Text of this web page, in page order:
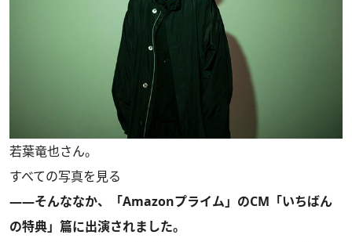
若葉竜也さん。
すべての写真を見る
――そんななか、「Amazonプライム」のCM「いちばん
の特典」篇に出演されました。